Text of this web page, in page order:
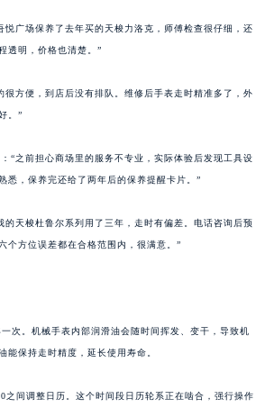
悦广场保养了去年买的天梭力洛克，师傅检查很仔细，还
透明，价格也清楚。”
很方便，到店后没有排队。维修后手表走时精准多了，外
。”
“之前担心商场里的服务不专业，实际体验后发现工具设
悉，保养完还给了两年后的保养提醒卡片。”
的天梭杜鲁尔系列用了三年，走时有偏差。电话咨询后预
个方位误差都在合格范围内，很满意。”
次。机械手表内部润滑油会随时间挥发、变干，导致机
能保持走时精度，延长使用寿命。
间调整日历。这个时间段日历轮系正在啮合，强行操作